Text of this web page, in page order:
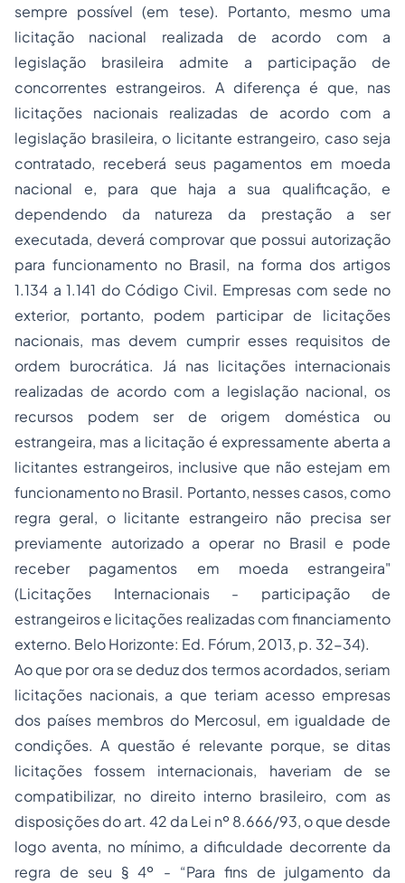
sempre possível (em tese). Portanto, mesmo uma
licitação nacional realizada de acordo com a
legislação brasileira admite a participação de
concorrentes estrangeiros. A diferença é que, nas
licitações nacionais realizadas de acordo com a
legislação brasileira, o licitante estrangeiro, caso seja
contratado, receberá seus pagamentos em moeda
nacional e, para que haja a sua qualificação, e
dependendo da natureza da prestação a ser
executada, deverá comprovar que possui autorização
para funcionamento no Brasil, na forma dos artigos
1.134 a 1.141 do Código Civil. Empresas com sede no
exterior, portanto, podem participar de licitações
nacionais, mas devem cumprir esses requisitos de
ordem burocrática. Já nas licitações internacionais
realizadas de acordo com a legislação nacional, os
recursos podem ser de origem doméstica ou
estrangeira, mas a licitação é expressamente aberta a
licitantes estrangeiros, inclusive que não estejam em
funcionamento no Brasil. Portanto, nesses casos, como
regra geral, o licitante estrangeiro não precisa ser
previamente autorizado a operar no Brasil e pode
receber pagamentos em moeda estrangeira"
(Licitações Internacionais - participação de
estrangeiros e licitações realizadas com financiamento
externo. Belo Horizonte: Ed. Fórum, 2013, p. 32-34).
Ao que por ora se deduz dos termos acordados, seriam
licitações nacionais, a que teriam acesso empresas
dos países membros do Mercosul, em igualdade de
condições. A questão é relevante porque, se ditas
licitações fossem internacionais, haveriam de se
compatibilizar, no direito interno brasileiro, com as
disposições do art. 42 da Lei nº 8.666/93, o que desde
logo aventa, no mínimo, a dificuldade decorrente da
regra de seu § 4º - “Para fins de julgamento da